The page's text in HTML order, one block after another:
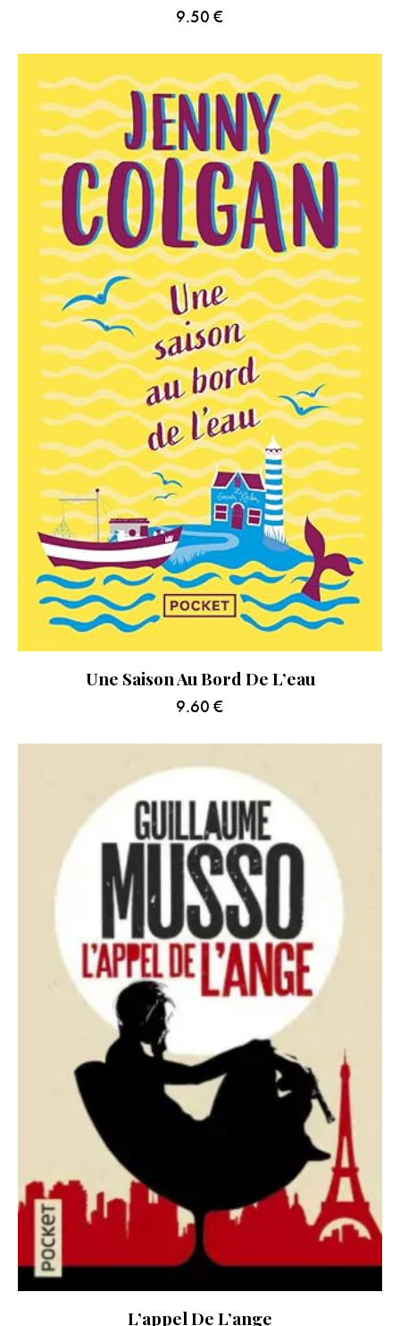
9.50 €
Une Saison Au Bord De L’eau
9.60 €
L’appel De L’ange